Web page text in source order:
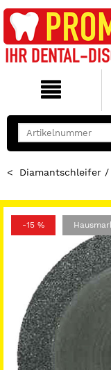
< Diamantschleifer
-15 %